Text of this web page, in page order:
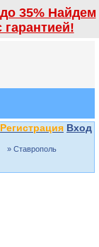
35% Найдем
Регистрация Вход
» Ставрополь